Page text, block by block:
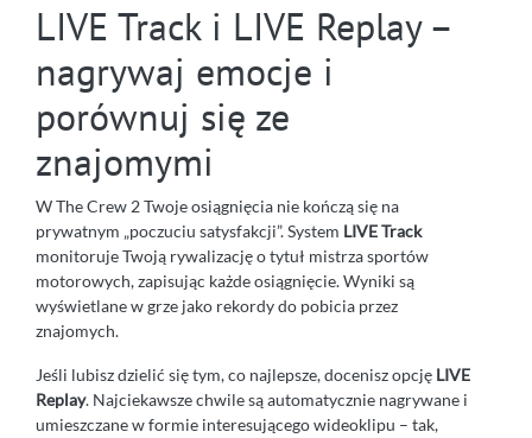
LIVE Track i LIVE Replay –
nagrywaj emocje i
porównuj się ze
znajomymi
W The Crew 2 Twoje osiągnięcia nie kończą się na
prywatnym „poczuciu satysfakcji”. System LIVE Track
monitoruje Twoją rywalizację o tytuł mistrza sportów
motorowych, zapisując każde osiągnięcie. Wyniki są
wyświetlane w grze jako rekordy do pobicia przez
znajomych.
Jeśli lubisz dzielić się tym, co najlepsze, docenisz opcję LIVE
Replay. Najciekawsze chwile są automatycznie nagrywane i
umieszczane w formie interesującego wideoklipu – tak,